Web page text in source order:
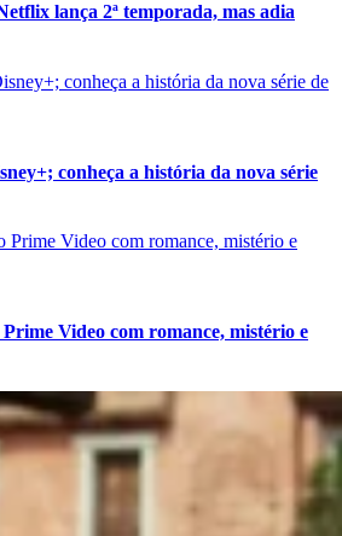
lança 2ª temporada, mas adia
conheça a história da nova série
Video com romance, mistério e